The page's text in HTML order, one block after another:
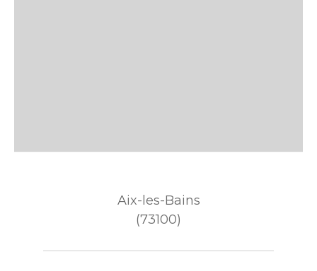
Aix-les-Bains
(73100)